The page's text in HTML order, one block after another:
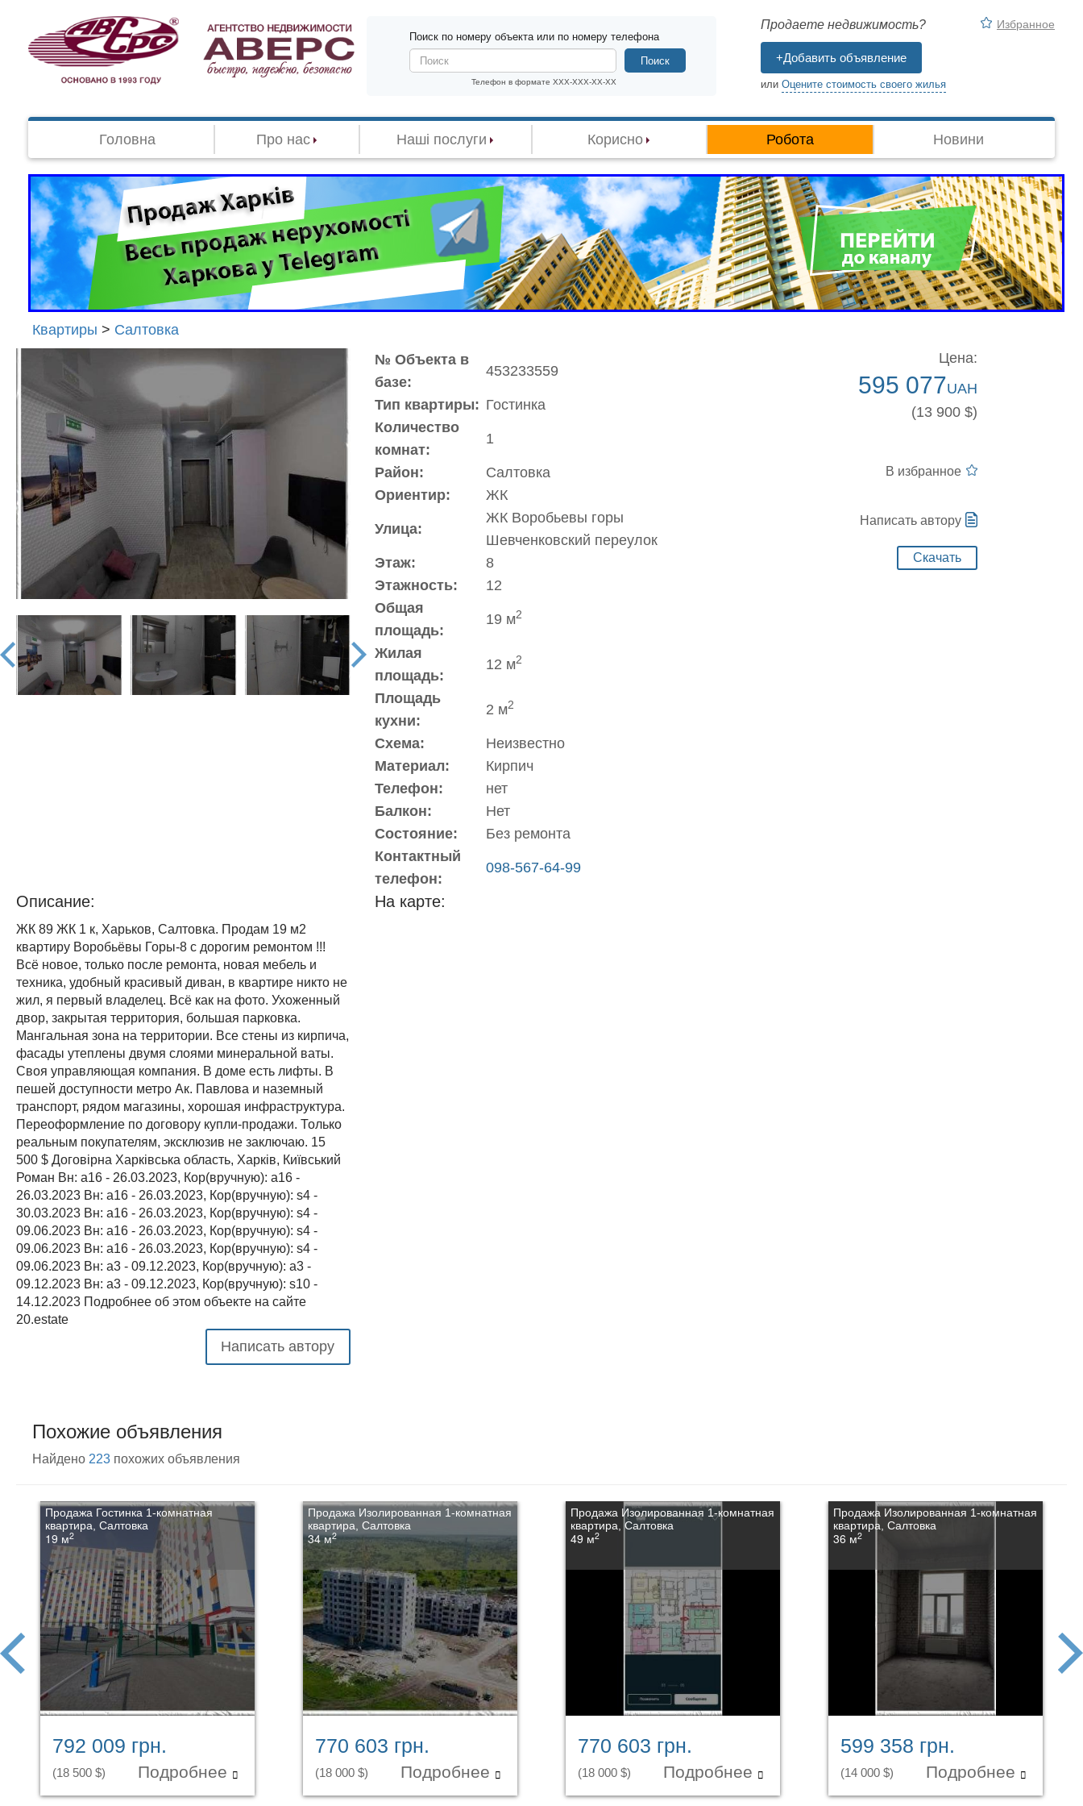
Поиск по номеру объекта или по номеру телефона
Телефон в формате XXX-XXX-XX-XX
Поиск
Продаете недвижимость?
+Добавить объявление
или Оцените стоимость своего жилья
Избранное
Головна Про нас Наші послуги Корисно Робота Новини
Квартиры > Салтовка
Агенство
недвижимости
"Аверс"
prev
next
№ Объекта в
базе:
453233559
Тип квартиры: Гостинка
Количество
комнат:
1
Район:
Салтовка
Ориентир:
ЖК
Улица:
ЖК Воробьевы горы
Шевченковский переулок
Этаж:
8
Этажность:
12
Общая
площадь:
19 м2
Жилая
площадь:
12 м2
Площадь
кухни:
2 м2
Схема:
Неизвестно
Материал:
Кирпич
Телефон:
нет
Балкон:
Нет
Состояние:
Без ремонта
Контактный
телефон:
098-567-64-99
Цена:
595 077UAH
(13 900 $)
В избранное
Написать автору
Скачать
Описание:
ЖК 89 ЖК 1 к, Харьков, Салтовка. Продам 19 м2
квартиру Воробьёвы Горы-8 с дорогим ремонтом !!!
Всё новое, только после ремонта, новая мебель и
техника, удобный красивый диван, в квартире никто не
жил, я первый владелец. Всё как на фото. Ухоженный
двор, закрытая территория, большая парковка.
Мангальная зона на территории. Все стены из кирпича,
фасады утеплены двумя слоями минеральной ваты.
Своя управляющая компания. В доме есть лифты. В
пешей доступности метро Ак. Павлова и наземный
транспорт, рядом магазины, хорошая инфраструктура.
Переоформление по договору купли-продажи. Только
реальным покупателям, эксклюзив не заключаю. 15
500 $ Договірна Харківська область, Харків, Київський
Роман Вн: a16 - 26.03.2023, Кор(вручную): a16 -
26.03.2023 Вн: a16 - 26.03.2023, Кор(вручную): s4 -
30.03.2023 Вн: a16 - 26.03.2023, Кор(вручную): s4 -
09.06.2023 Вн: a16 - 26.03.2023, Кор(вручную): s4 -
09.06.2023 Вн: a16 - 26.03.2023, Кор(вручную): s4 -
09.06.2023 Вн: a3 - 09.12.2023, Кор(вручную): a3 -
09.12.2023 Вн: a3 - 09.12.2023, Кор(вручную): s10 -
14.12.2023 Подробнее об этом объекте на сайте
20.estate
Написать автору
На карте:
Похожие объявления
Найдено 223 похожих объявления
Продажа Гостинка 1-комнатная
квартира, Салтовка
19 м2
792 009 грн.
(18 500 $) Подробнее
Продажа Изолированная 1-комнатная
квартира, Салтовка
34 м2
770 603 грн.
(18 000 $) Подробнее
Продажа Изолированная 1-комнатная
квартира, Салтовка
49 м2
770 603 грн.
(18 000 $) Подробнее
Продажа Изолированная 1-комнатная
квартира, Салтовка
36 м2
599 358 грн.
(14 000 $) Подробнее
prev
next